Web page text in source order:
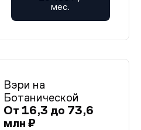
мес.
Вэри на
Ботанической
От 16,3 до 73,6
млн ₽